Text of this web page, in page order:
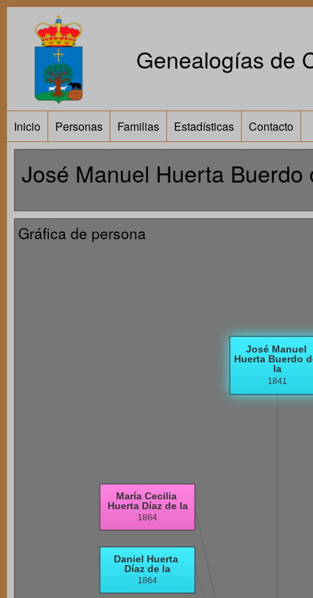
Genealogías de
Inicio Personas Familias Estadísticas Contacto
José Manuel Huerta Buerdo
Gráfica de persona